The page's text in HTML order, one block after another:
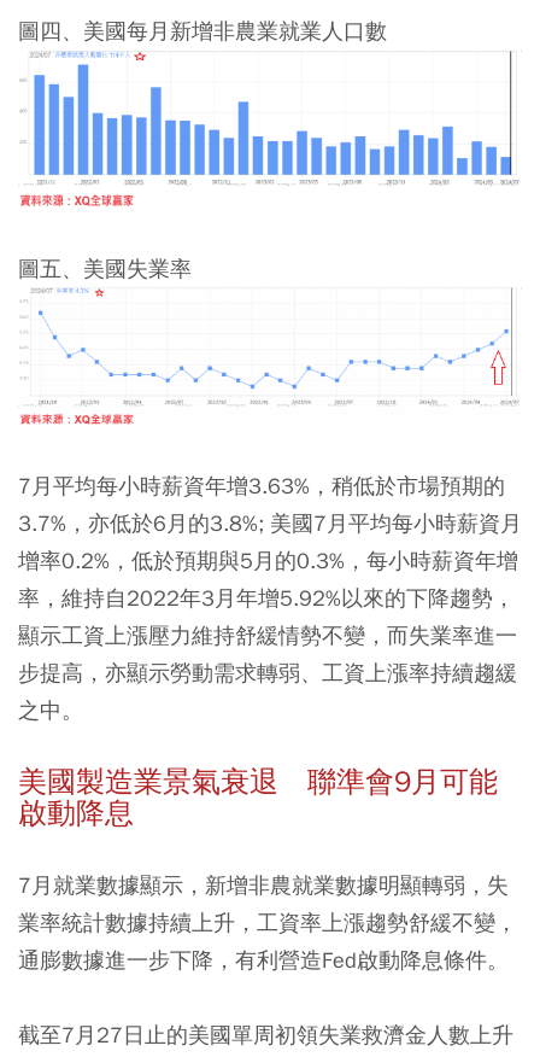
圖四、美國每月新增非農業就業人口數
圖五、美國失業率
7月平均每小時薪資年增3.63%，稍低於市場預期的
3.7%，亦低於6月的3.8%; 美國7月平均每小時薪資月
增率0.2%，低於預期與5月的0.3%，每小時薪資年增
率，維持自2022年3月年增5.92%以來的下降趨勢，
顯示工資上漲壓力維持舒緩情勢不變，而失業率進一
步提高，亦顯示勞動需求轉弱、工資上漲率持續趨緩
之中。
美國製造業景氣衰退 聯準會9月可能
啟動降息
7月就業數據顯示，新增非農就業數據明顯轉弱，失
業率統計數據持續上升，工資率上漲趨勢舒緩不變，
通膨數據進一步下降，有利營造Fed啟動降息條件。
截至7月27日止的美國單周初領失業救濟金人數上升